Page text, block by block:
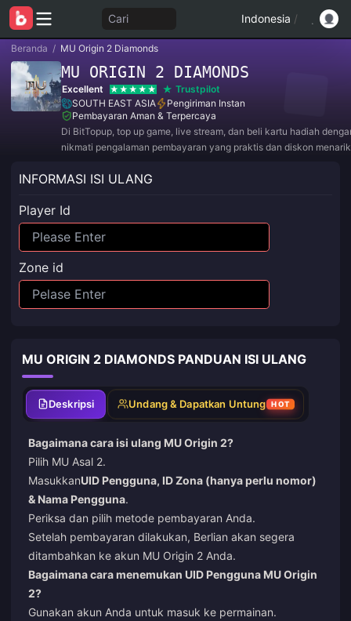
Cari Indonesia /
Beranda / MU Origin 2 Diamonds
MU ORIGIN 2 DIAMONDS
Excellent
Trustpilot
SOUTH EAST ASIA
Pengiriman Instan
Pembayaran Aman & Terpercaya
Di BitTopup, top up game, live stream, dan beli kartu hadiah
nikmati pengalaman pembayaran yang praktis dan diskon
INFORMASI ISI ULANG
Player Id
Zone id
MU ORIGIN 2 DIAMONDS PANDUAN ISI ULANG
Deskripsi Undang & Dapatkan Untung HOT
Bagaimana cara isi ulang MU Origin 2?
Pilih MU Asal 2.
MasukkanUID Pengguna, ID Zona (hanya perlu nomor)
& Nama Pengguna.
Periksa dan pilih metode pembayaran Anda.
Setelah pembayaran dilakukan, Berlian akan segera
ditambahkan ke akun MU Origin 2 Anda.
Bagaimana cara menemukan UID Pengguna MU Origin
2?
Gunakan akun Anda untuk masuk ke permainan.